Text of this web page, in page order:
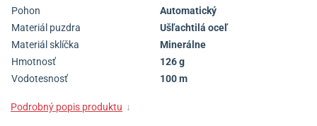
Pohon
Automatický
Materiál puzdra
Ušľachtilá oceľ
Materiál sklíčka
Minerálne
Hmotnosť
126 g
Vodotesnosť
100 m
Podrobný popis produktu ↓